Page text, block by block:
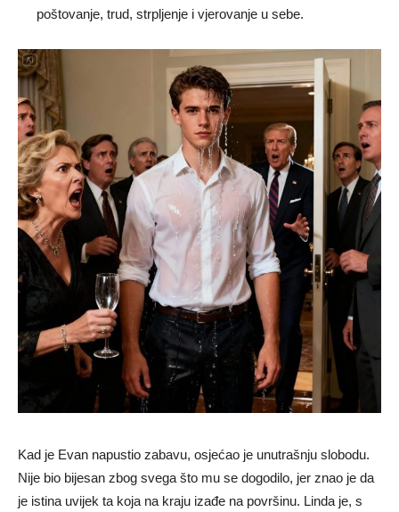
poštovanje, trud, strpljenje i vjerovanje u sebe.
Kad je Evan napustio zabavu, osjećao je unutrašnju slobodu.
Nije bio bijesan zbog svega što mu se dogodilo, jer znao je da
je istina uvijek ta koja na kraju izađe na površinu. Linda je, s